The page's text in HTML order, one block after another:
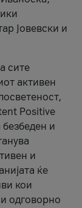
Јовевски и
сите
активен
Positive
и
и
ќе
кои
одговорно